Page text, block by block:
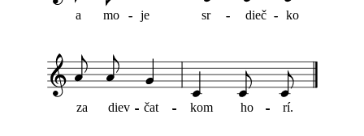
a mo je sr dieč ko
- - -
- - -
za diev čat kom ho rí.
- - -
- - -
- - -
- - -
- - -
- - -
- - -
- - -
- - -
- - -
- - -
- - -
- - -
- - -